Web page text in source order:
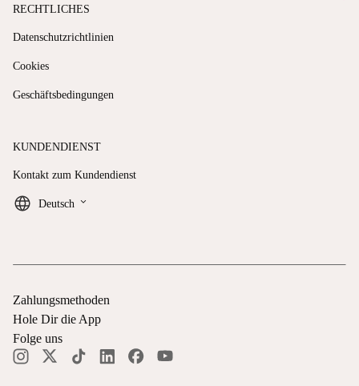
RECHTLICHES
Datenschutzrichtlinien
Cookies
Geschäftsbedingungen
KUNDENDIENST
Kontakt zum Kundendienst
Deutsch keyboard_arrow_down
Zahlungsmethoden
Hole Dir die App
Folge uns